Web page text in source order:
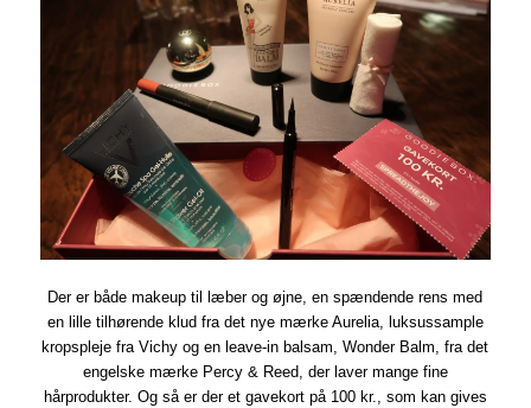
Der er både makeup til læber og øjne, en spændende rens med
en lille tilhørende klud fra det nye mærke Aurelia, luksussample
kropspleje fra Vichy og en leave-in balsam, Wonder Balm, fra det
engelske mærke Percy & Reed, der laver mange fine
hårprodukter. Og så er der et gavekort på 100 kr., som kan gives